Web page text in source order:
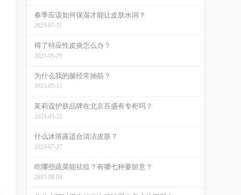
春季应该如何保湿才能让皮肤水润？
2023-07-31
得了特应性皮炎怎么办？
2023-05-29
为什么我的腿经常抽筋？
2023-05-12
茱莉蔻护肤品牌在北京百盛有专柜吗？
2023-05-22
什么沐浴露适合清洁皮肤？
2023-07-27
吃哪些蔬菜能祛痘？有哪七种要留意？
2023-08-04